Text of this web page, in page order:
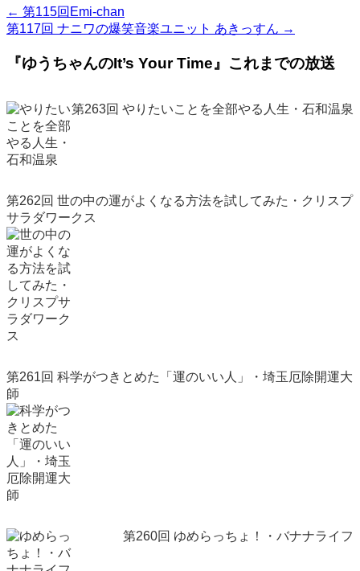
← 第115回Emi-chan
第117回 ナニワの爆笑音楽ユニット あきっすん →
『ゆうちゃんのIt’s Your Time』これまでの放送
第263回 やりたいことを全部やる人生・石和温泉
第262回 世の中の運がよくなる方法を試してみた・クリスプ
サラダワークス
第261回 科学がつきとめた「運のいい人」・埼玉厄除開運大
師
第260回 ゆめらっちょ！・バナナライフ